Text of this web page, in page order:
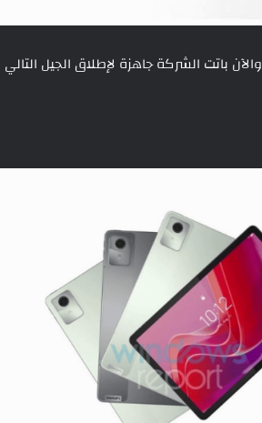
والآن باتت الشركة جاهزة لإطلاق الجيل التالي